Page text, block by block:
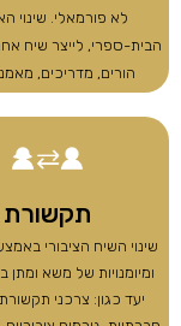
לא פורמאלי. שינוי
הבית-ספרי, לייצר שיח
הורים, מדריכים,
תקשורת
שינוי השיח הציבורי
ומיומנויות של משא ומתן
יעד כגון: צרכני